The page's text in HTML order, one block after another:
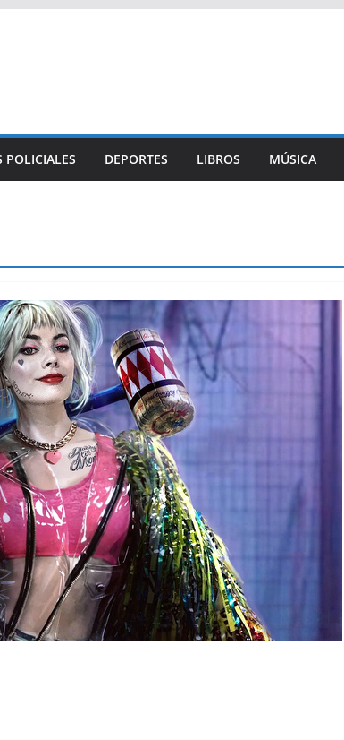
POLICIALES DEPORTES LIBROS MÚSICA